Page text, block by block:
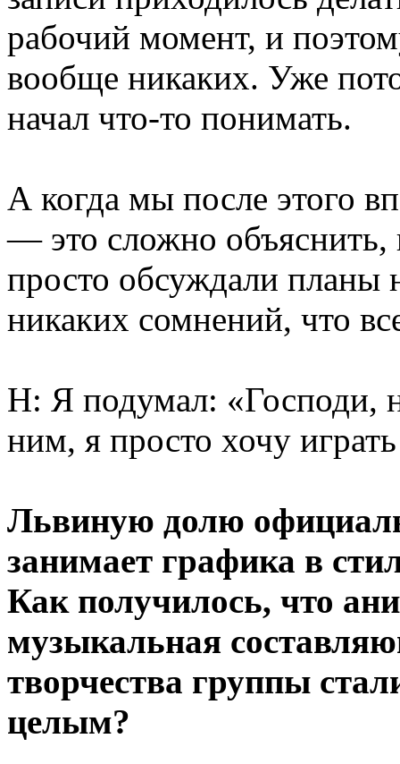
рабочий момент, и
вообще никаких. Уже
начал что-то понимать.
А когда мы после этого
— это сложно
просто обсуждали планы
никаких сомнений, что
Н: Я подумал: «Господи,
ним, я просто хочу
Львиную долю
занимает графика в
Как получилось, что
музыкальная
творчества группы
целым?